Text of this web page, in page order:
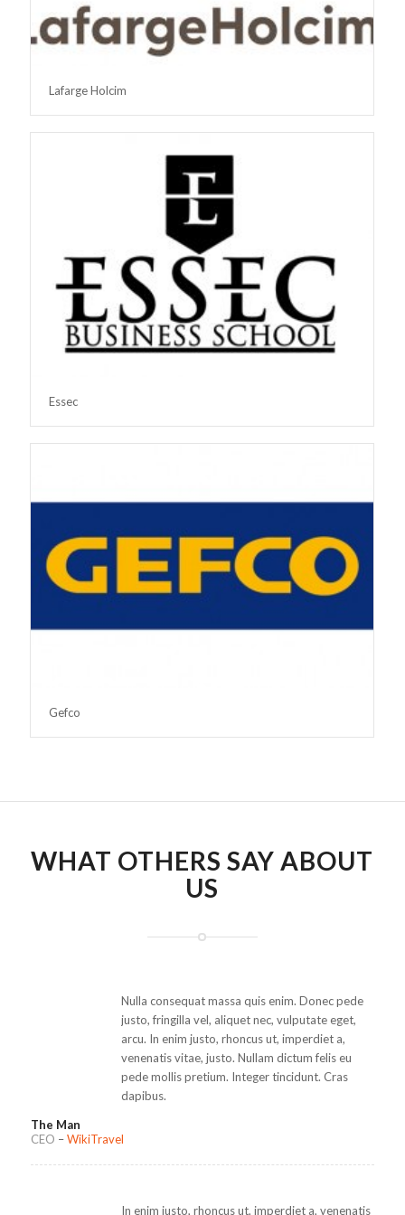
Lafarge Holcim
Essec
Gefco
WHAT OTHERS SAY ABOUT
US
Nulla consequat massa quis enim. Donec pede
justo, fringilla vel, aliquet nec, vulputate eget,
arcu. In enim justo, rhoncus ut, imperdiet a,
venenatis vitae, justo. Nullam dictum felis eu
pede mollis pretium. Integer tincidunt. Cras
dapibus.
The Man
CEO –WikiTravel
In enim justo, rhoncus ut, imperdiet a, venenatis